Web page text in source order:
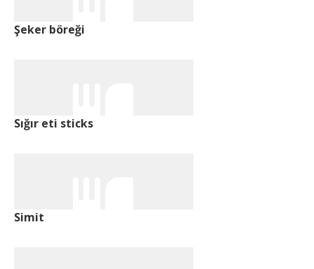
Şeker böreği
Sığır eti sticks
Simit